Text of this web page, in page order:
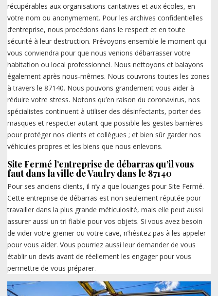
récupérables aux organisations caritatives et aux écoles, en
votre nom ou anonymement. Pour les archives confidentielles
d’entreprise, nous procédons dans le respect et en toute
sécurité à leur destruction. Prévoyons ensemble le moment qui
vous conviendra pour que nous venions débarrasser votre
habitation ou local professionnel. Nous nettoyons et balayons
également après nous-mêmes. Nous couvrons toutes les zones
à travers le 87140. Nous pouvons grandement vous aider à
réduire votre stress. Notons qu’en raison du coronavirus, nos
spécialistes continuent à utiliser des désinfectants, porter des
masques et respecter autant que possible les gestes barrières
pour protéger nos clients et collègues ; et bien sûr garder nos
véhicules propres et les biens que nous enlevons.
Site Fermé l’entreprise de débarras qu’il vous
faut dans la ville de Vaulry dans le 87140
Pour ses anciens clients, il n’y a que louanges pour Site Fermé.
Cette entreprise de débarras est non seulement réputée pour
travailler dans la plus grande méticulosité, mais elle peut aussi
assurer aussi un tri fiable pour vos objets. Si vous avez besoin
de vider votre grenier ou votre cave, n’hésitez pas à les appeler
pour vous aider. Vous pourriez aussi leur demander de vous
établir un devis avant de réellement les engager pour vous
permettre de vous préparer.